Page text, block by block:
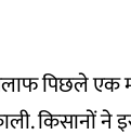
पिछले एक
किसानों